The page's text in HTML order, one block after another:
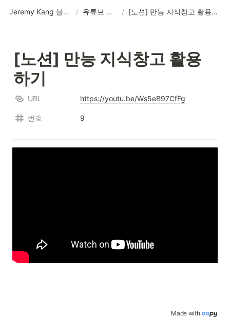
Jeremy Kang 블로그 / 유튜브 영상 / [노션] 만능 지식창고 활용하기
[노션] 만능 지식창고 활용
하기
URL https://youtu.be/Ws5eB97CfFg
번호 9
Made with